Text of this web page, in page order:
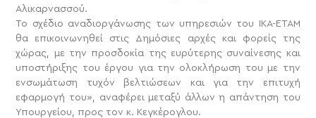
Αλικαρνασσού.
Το σχέδιο αναδιοργάνωσης των υπηρεσιών του ΙΚΑ-ΕΤΑΜ
θα επικοινωνηθεί στις Δημόσιες αρχές και φορείς της
χώρας, με την προσδοκία της ευρύτερης συναίνεσης και
υποστήριξης του έργου για την ολοκλήρωση του με την
ενσωμάτωση τυχόν βελτιώσεων και για την επιτυχή
εφαρμογή του», αναφέρει μεταξύ άλλων η απάντηση του
Υπουργείου, προς τον κ. Κεγκέρογλου.